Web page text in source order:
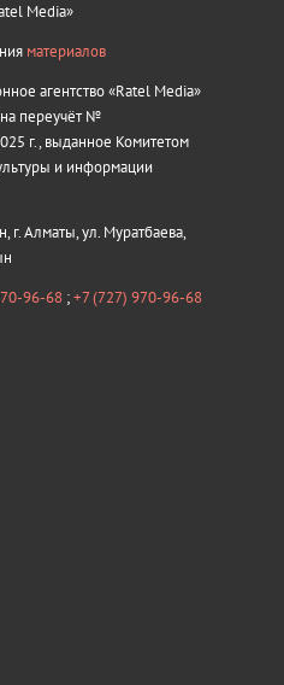
Media»
материалов
агентство «Ratel Media»
на переучёт №
г., выданное Комитетом
и информации
г. Алматы, ул. Муратбаева,
96-68 ;+7 (727) 970-96-68